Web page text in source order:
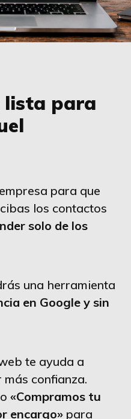
lista para
para que
los contactos
solo de los
una herramienta
en Google y sin
te ayuda a
confianza.
«Compramos tu
encargo» para